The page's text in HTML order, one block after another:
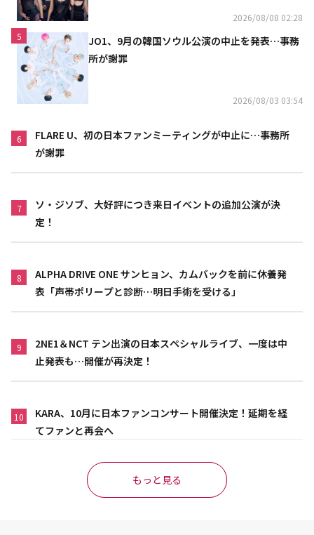
2026/08/08 02:28
5
JO1、9月の韓国ソウル公演の中止を発表…事務
所が謝罪
2026/08/03 03:54
6
FLARE U、初の日本ファンミーティングが中止に…事務所
が謝罪
7
ソ・ジソブ、大好評につき来日イベントの追加公演が決
定！
8
ALPHA DRIVE ONE サンヒョン、カムバックを前に休養発
表「声帯ポリープと診断…明日手術を受ける」
9
2NE1＆NCT テン出演の日本スペシャルライブ、一度は中
止発表も…開催が再決定！
10
KARA、10月に日本ファンコンサート開催決定！延期を経
てファンと再会へ
もっと見る